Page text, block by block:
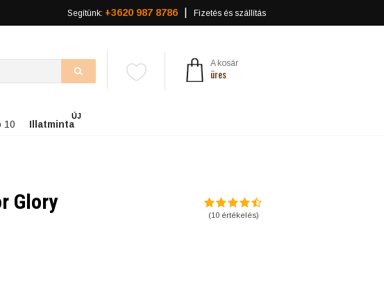
Segítünk: +3620 987 8786 Fizetés és szállítás
A kosár
üres
10 Illatminta
ÚJ
Glory
(10értékelés)